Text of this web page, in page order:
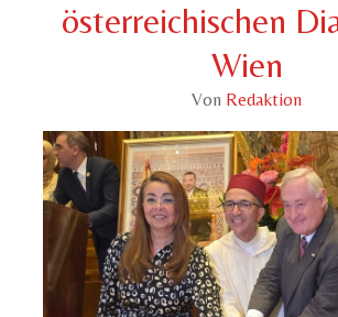
österreichischen
Wien
Von Redaktion